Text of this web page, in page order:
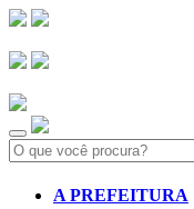
Search:
A PREFEITURA